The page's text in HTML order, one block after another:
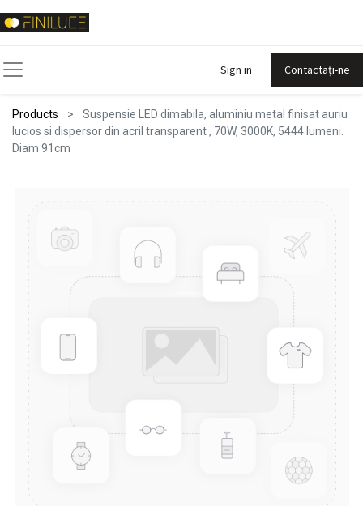
Sign in Contactați-ne
Products
Suspensie LED dimabila, aluminiu metal finisat auriu
lucios si dispersor din acril transparent , 70W, 3000K, 5444 lumeni.
Diam 91cm